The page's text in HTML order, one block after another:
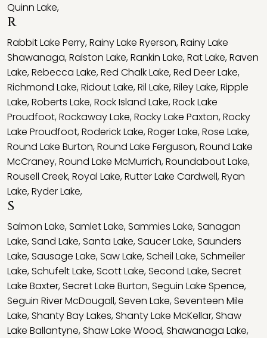
Quinn Lake,
R
Rabbit Lake Perry,Rainy Lake Ryerson,Rainy Lake
Shawanaga,Ralston Lake,Rankin Lake,Rat Lake,Raven
Lake,Rebecca Lake,Red Chalk Lake,Red Deer Lake,
Richmond Lake,Ridout Lake,Ril Lake,Riley Lake,Ripple
Lake,Roberts Lake,Rock Island Lake,Rock Lake
Proudfoot,Rockaway Lake,Rocky Lake Paxton,Rocky
Lake Proudfoot,Roderick Lake,Roger Lake,Rose Lake,
Round Lake Burton,Round Lake Ferguson,Round Lake
McCraney,Round Lake McMurrich,Roundabout Lake,
Rousell Creek,Royal Lake,Rutter Lake Cardwell,Ryan
Lake,Ryder Lake,
S
Salmon Lake,Samlet Lake,Sammies Lake,Sanagan
Lake,Sand Lake,Santa Lake,Saucer Lake,Saunders
Lake,Sausage Lake,Saw Lake,Scheil Lake,Schmeiler
Lake,Schufelt Lake,Scott Lake,Second Lake,Secret
Lake Baxter,Secret Lake Burton,Seguin Lake Spence,
Seguin River McDougall,Seven Lake,Seventeen Mile
Lake,Shanty Bay Lakes,Shanty Lake McKellar,Shaw
Lake Ballantyne,Shaw Lake Wood,Shawanaga Lake,